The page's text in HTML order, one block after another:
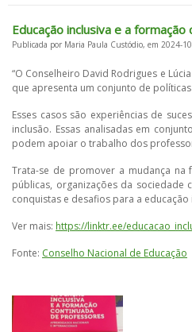
Educação inclusiva e a
Publicada por Maria Paula Custódio, em 2024-
“O Conselheiro David Rodrigues e
que apresenta um conjunto de
Esses casos são experiências de
inclusão. Essas analisadas em
podem apoiar o trabalho dos
Trata-se de promover a mudança na
públicas, organizações da sociedade
conquistas e desafios para a educação
Ver mais: https://linktr.ee/
Fonte: Conselho Nacional de Educação